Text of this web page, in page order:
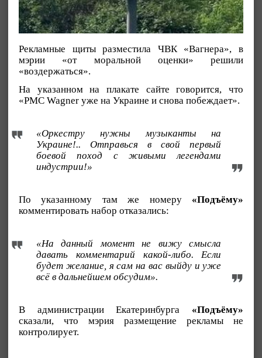
Рекламные щиты разместила ЧВК «Вагнера», в
мэрии «от моральной оценки» решили
«воздержаться».
На указанном на плакате сайте говорится, что
«PMC Wagner уже на Украине и снова побеждает».
«Оркестру нужны музыканты на
Украине!.. Отправься в свой первый
боевой поход c живыми легендами
индустрии!»
По указанному там же номеру«Подъёму»
комментировать набор отказались:
«На данный момент не вижу смысла
давать комментарий какой-либо. Если
будет желание, я сам на вас выйду и уже
всё в дальнейшем обсудим».
В администрации Екатеринбурга «Подъёму»
сказали, что мэрия размещение рекламы не
контролирует.